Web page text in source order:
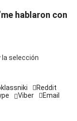
hablaron con
la selección
Reddit
Viber Email